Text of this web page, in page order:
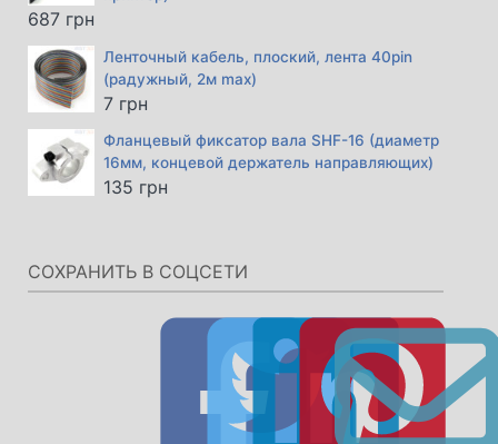
687 грн
Ленточный кабель, плоский, лента 40pin
(радужный, 2м max)
7 грн
Фланцевый фиксатор вала SHF-16 (диаметр
16мм, концевой держатель направляющих)
135 грн
СОХРАНИТЬ В СОЦСЕТИ